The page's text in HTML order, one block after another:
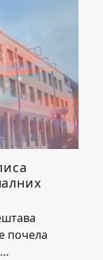
почела